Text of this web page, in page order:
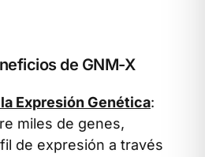
de GNM-X
Expresión Genética:
miles de genes,
de expresión a través